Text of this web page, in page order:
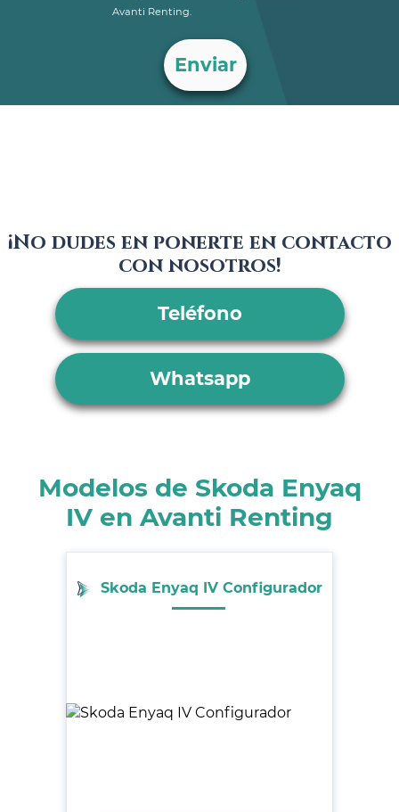
Avanti Renting.
¡No dudes en ponerte en contacto
con nosotros!
Teléfono
Whatsapp
Modelos de Skoda Enyaq
IV en Avanti Renting
Skoda Enyaq IV Configurador